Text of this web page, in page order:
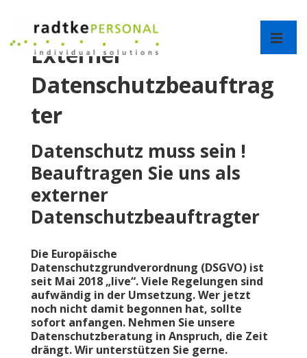
Inhalt Externer
Datenschutzbeauftrag
ter
Datenschutz muss sein !
Beauftragen Sie uns als
externer
Datenschutzbeauftragter
Die Europäische
Datenschutzgrundverordnung (DSGVO) ist
seit Mai 2018 „live“. Viele Regelungen sind
aufwändig in der Umsetzung.Wer jetzt
noch nicht damit begonnen hat, sollte
sofort anfangen. Nehmen Sie unsere
Datenschutzberatung in Anspruch, die Zeit
drängt. Wir unterstützen Sie gerne.